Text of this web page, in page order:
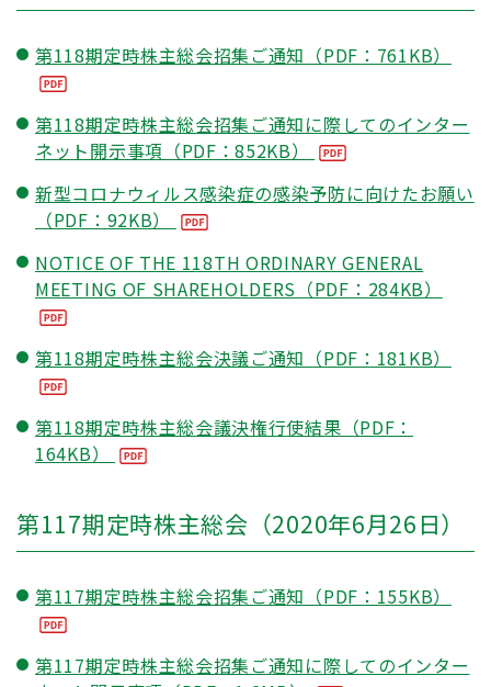
第118期定時株主総会招集ご通知（PDF：761KB）
第118期定時株主総会招集ご通知に際してのインター
ネット開示事項（PDF：852KB）
新型コロナウィルス感染症の感染予防に向けたお願い
（PDF：92KB）
NOTICE OF THE 118TH ORDINARY GENERAL
MEETING OF SHAREHOLDERS（PDF：284KB）
第118期定時株主総会決議ご通知（PDF：181KB）
第118期定時株主総会議決権行使結果（PDF：
164KB）
第117期定時株主総会（2020年6月26日）
第117期定時株主総会招集ご通知（PDF：155KB）
第117期定時株主総会招集ご通知に際してのインター